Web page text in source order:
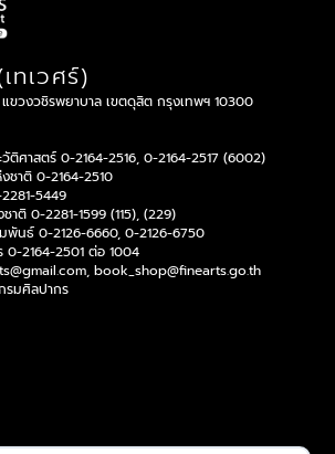
ทเวศร์)
ขวงวชิรพยาบาล เขตดุสิต กรุงเทพฯ 10300
ติศาสตร์ 0-2164-2516, 0-2164-2517 (6002)
าติ 0-2164-2510
5449
าติ 0-2281-1599 (115), (229)
พันธ์ 0-2126-6660, 0-2126-6750
2164-2501 ต่อ 1004
, book_shop@finearts.go.th
มศิลปากร